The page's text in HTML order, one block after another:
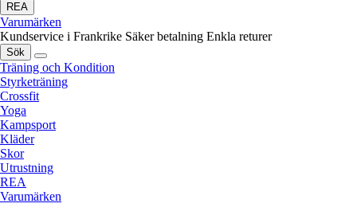
REA
Varumärken
Kundservice i Frankrike Säker betalning Enkla returer
Sök
Träning och Kondition
Styrketräning
Crossfit
Yoga
Kampsport
Kläder
Skor
Utrustning
REA
Varumärken